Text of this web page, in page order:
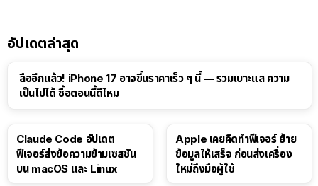
อัปเดตล่าสุด
ลืออีกแล้ว! iPhone 17 อาจขึ้นราคาเร็ว ๆ นี้ — รวมเบาะแส ความ
เป็นไปได้ ซื้อตอนนี้ดีไหม
Claude Code อัปเดต
ฟีเจอร์ส่งข้อความข้ามเซสชัน
บน macOS และ Linux
Apple เคยคิดทำฟีเจอร์ ย้าย
ข้อมูลให้เสร็จ ก่อนส่งเครื่อง
ใหม่ถึงมือผู้ใช้